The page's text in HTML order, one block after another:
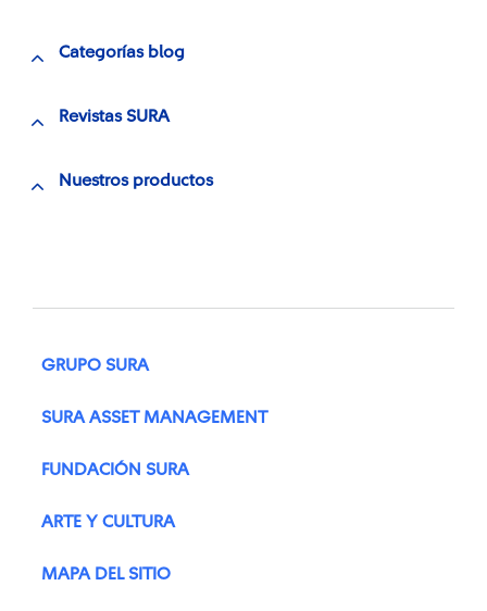
Categorías blog
Revistas SURA
Nuestros productos
GRUPO SURA
SURA ASSET MANAGEMENT
FUNDACIÓN SURA
ARTE Y CULTURA
MAPA DEL SITIO